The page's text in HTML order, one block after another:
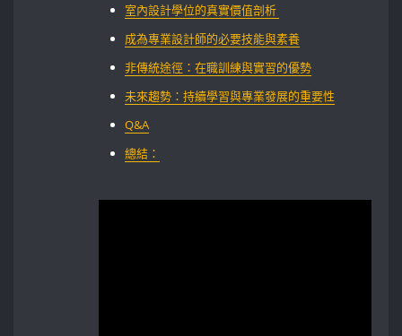
室內設計學位的真實價值剖析 ⁣
成為專業設計師的必要技能與素養
非傳統途徑：在職訓練與實習的優勢
未來趨勢：持續學習與專業發展的重要性
Q&A
總結：